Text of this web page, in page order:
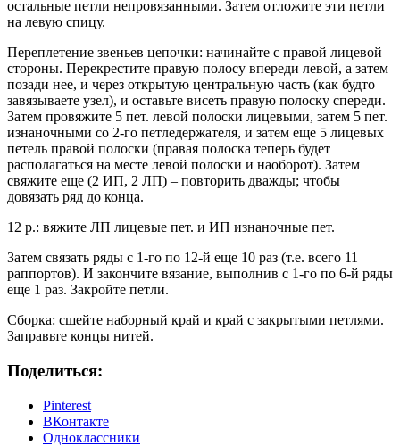
остальные петли непровязанными. Затем отложите эти петли
на левую спицу.
Переплетение звеньев цепочки: начинайте с правой лицевой
стороны. Перекрестите правую полосу впереди левой, а затем
позади нее, и через открытую центральную часть (как будто
завязываете узел), и оставьте висеть правую полоску спереди.
Затем провяжите 5 пет. левой полоски лицевыми, затем 5 пет.
изнаночными со 2-го петледержателя, и затем еще 5 лицевых
петель правой полоски (правая полоска теперь будет
располагаться на месте левой полоски и наоборот). Затем
свяжите еще (2 ИП, 2 ЛП) – повторить дважды; чтобы
довязать ряд до конца.
12 р.: вяжите ЛП лицевые пет. и ИП изнаночные пет.
Затем связать ряды с 1-го по 12-й еще 10 раз (т.е. всего 11
раппортов). И закончите вязание, выполнив с 1-го по 6-й ряды
еще 1 раз. Закройте петли.
Сборка: сшейте наборный край и край с закрытыми петлями.
Заправьте концы нитей.
Поделиться:
Pinterest
ВКонтакте
Одноклассники